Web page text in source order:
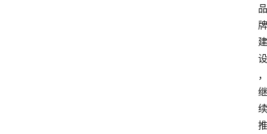
品
牌
建
设
，
继
续
推